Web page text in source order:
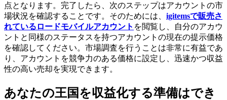
点となります。完了したら、次のステップはアカウントの市
場状況を確認することです。そのためには、 igitemsで販売さ
れているロードモバイルアカウント を閲覧し、自分のアカウ
ントと同様のステータスを持つアカウントの現在の提示価格
を確認してください。市場調査を行うことは非常に有益であ
り、アカウントを競争力のある価格に設定し、迅速かつ収益
性の高い売却を実現できます。
あなたの王国を収益化する準備はでき